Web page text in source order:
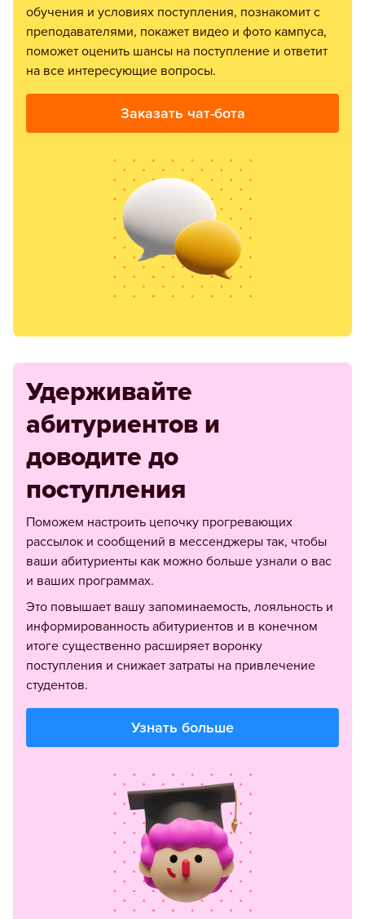
обучения и условиях поступления, познакомит с
преподавателями, покажет видео и фото кампуса,
поможет оценить шансы на поступление и ответит
на все интересующие вопросы.
Заказать чат-бота
Удерживайте
абитуриентов и
доводите до
поступления
Поможем настроить цепочку прогревающих
рассылок и сообщений в мессенджеры так, чтобы
ваши абитуриенты как можно больше узнали о вас
и ваших программах.
Это повышает вашу запоминаемость, лояльность и
информированность абитуриентов и в конечном
итоге существенно расширяет воронку
поступления и снижает затраты на привлечение
студентов.
Узнать больше